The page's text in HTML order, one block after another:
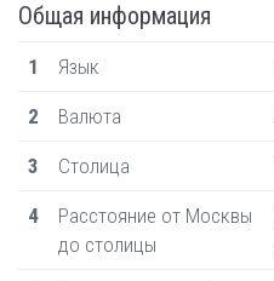
Общая информация
1 Язык
2 Валюта
3 Столица
4
Расстояние от Москвы
до столицы